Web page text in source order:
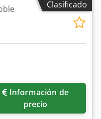
Clasificado
precio